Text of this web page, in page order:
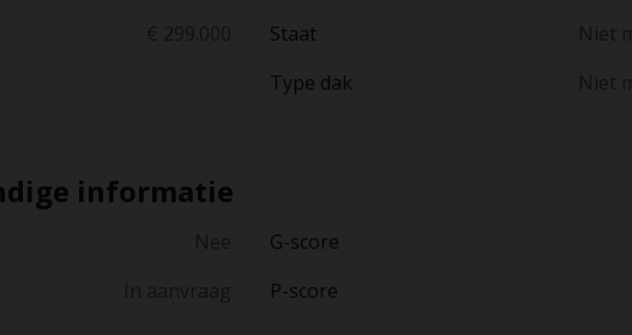
Staat
Type dak
informatie
G-score
P-score